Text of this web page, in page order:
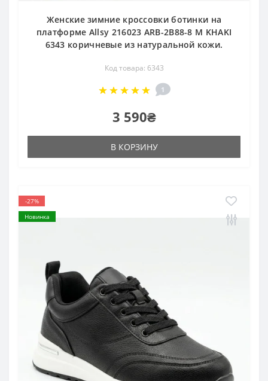
Женские зимние кроссовки ботинки на
платформе Allsy 216023 ARB-2B88-8 M KHAKI
6343 коричневые из натуральной кожи.
Код товара: 6343
1
3 590₴
В КОРЗИНУ
-27%
Новинка